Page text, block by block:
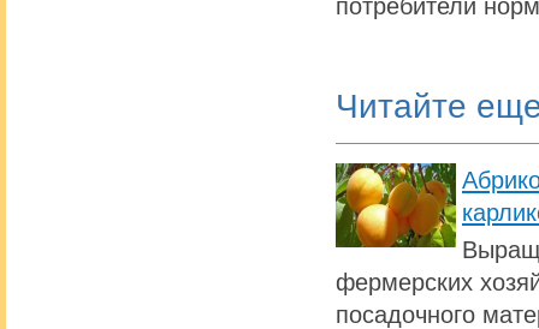
Читайте
фермерских
посадочного